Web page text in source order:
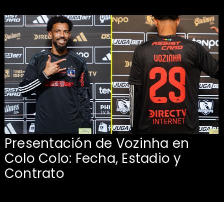
Presentación de Vozinha en
Colo Colo: Fecha, Estadio y
Contrato